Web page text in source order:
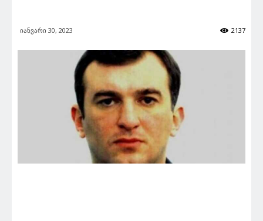
იანვარი 30, 2023 2137